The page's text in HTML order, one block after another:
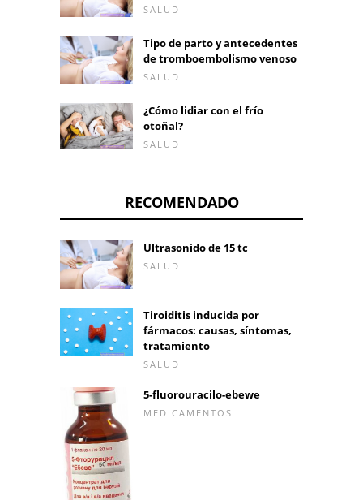
SALUD
Tipo de parto y antecedentes
de tromboembolismo venoso
SALUD
¿Cómo lidiar con el frío
otoñal?
SALUD
RECOMENDADO
Ultrasonido de 15 tc
SALUD
Tiroiditis inducida por
fármacos: causas, síntomas,
tratamiento
SALUD
5-fluorouracilo-ebewe
MEDICAMENTOS